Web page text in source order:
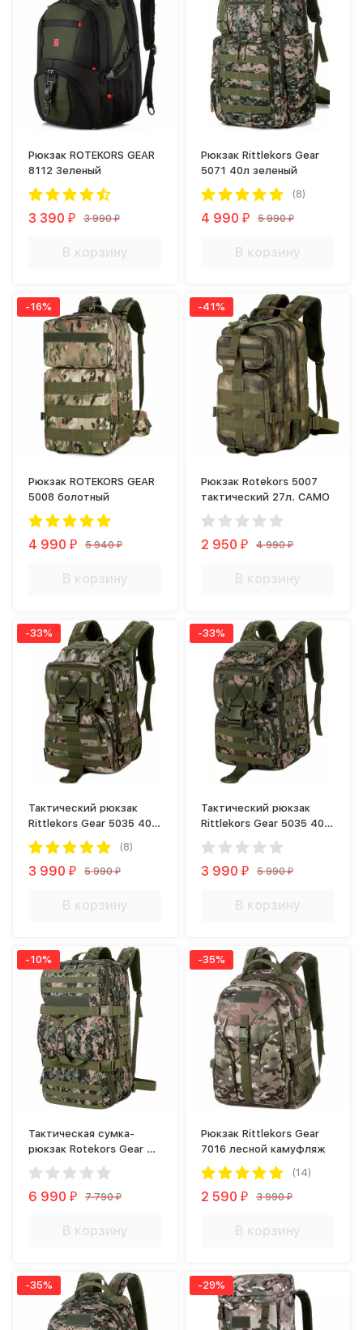
Рюкзак ROTEKORS GEAR
8112 Зеленый
3 390₽ 3 990₽
В корзину
Рюкзак Rittlekors Gear
5071 40л зеленый
(8)
4 990₽ 5 990₽
В корзину
-16%
Рюкзак ROTEKORS GEAR
5008 болотный
4 990₽ 5 940₽
В корзину
-41%
Рюкзак Rotekors 5007
тактический 27л. CAMO
2 950₽ 4 990₽
В корзину
-33%
Тактический рюкзак
Rittlekors Gear 5035 40л
Лесной камуфляж
(8)
3 990₽ 5 990₽
В корзину
-33%
Тактический рюкзак
Rittlekors Gear 5035 40л
Digital Woodland
3 990₽ 5 990₽
В корзину
-10%
Тактическая сумка-
рюкзак Rotekors Gear D-
01 60л Digital Woodland
6 990₽ 7 790₽
В корзину
-35%
Рюкзак Rittlekors Gear
7016 лесной камуфляж
(14)
2 590₽ 3 990₽
В корзину
-35% -29%